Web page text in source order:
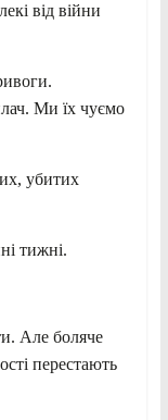
від війни
Ми їх чуємо
убитих
тижні.
Але боляче
перестають